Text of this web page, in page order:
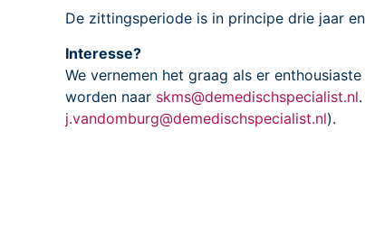
De zittingsperiode is in principe drie jaar
Interesse?
We vernemen het graag als er
worden naar skms@demedischspecialist.nl
j.vandomburg@demedischspecialist.nl).